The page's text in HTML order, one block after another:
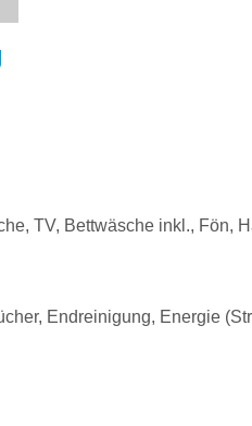
TV, Bettwäsche inkl., Fön,
Endreinigung, Energie